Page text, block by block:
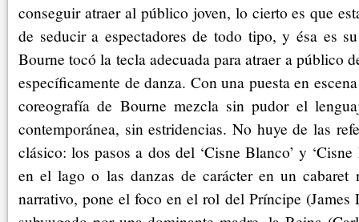
conseguir atraer al público joven, lo cierto es que
de seducir a espectadores de todo tipo, y ésa es
Bourne tocó la tecla adecuada para atraer a público
específicamente de danza. Con una puesta en
coreografía de Bourne mezcla sin pudor el
contemporánea, sin estridencias. No huye de las
clásico: los pasos a dos del ‘Cisne Blanco’ y
en el lago o las danzas de carácter en un cabaret
narrativo, pone el foco en el rol del Príncipe (James